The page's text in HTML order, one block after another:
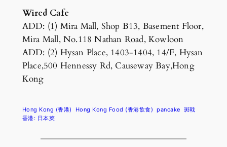
Wired Cafe
ADD: (1) Mira Mall, Shop B13, Basement Floor,
Mira Mall, No.118 Nathan Road, Kowloon
ADD: (2) Hysan Place, 1403-1404, 14/F, Hysan
Place,500 Hennessy Rd, Causeway Bay,Hong
Kong
Hong Kong (香港) Hong Kong Food (香港飲食) pancake 斑戟
香港: 日本菜